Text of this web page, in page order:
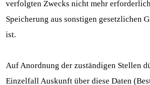
verfolgten Zwecks nicht mehr
Speicherung aus sonstigen gesetzlichen
ist.
Auf Anordnung der zuständigen Stellen
Einzelfall Auskunft über diese Daten